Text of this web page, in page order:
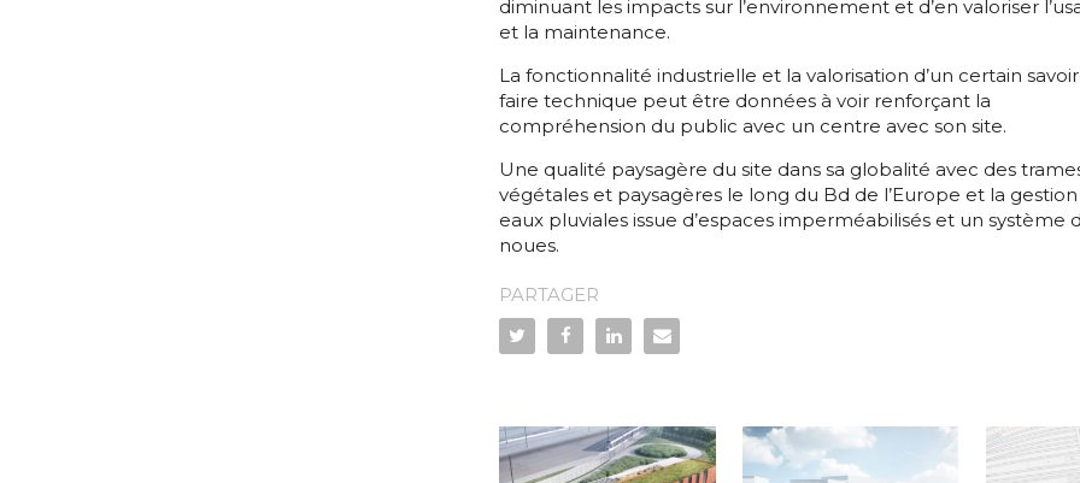
diminuant les impacts sur l’environnement et d’en valoriser
et la maintenance.
La fonctionnalité industrielle et la valorisation d’un certain
faire technique peut être données à voir renforçant la
compréhension du public avec un centre avec son site.
Une qualité paysagère du site dans sa globalité avec des
végétales et paysagères le long du Bd de l’Europe et la
eaux pluviales issue d’espaces imperméabilisés et un système
noues.
PARTAGER